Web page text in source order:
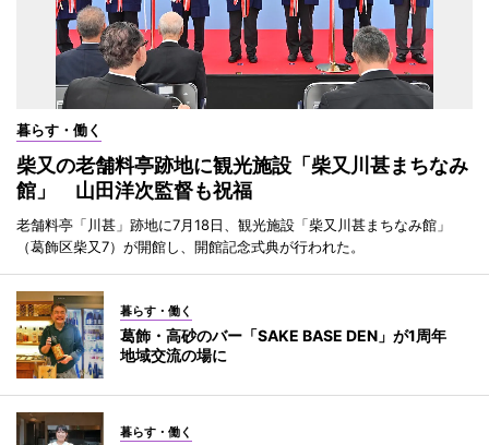
暮らす・働く
柴又の老舗料亭跡地に観光施設「柴又川甚まちなみ
館」 山田洋次監督も祝福
老舗料亭「川甚」跡地に7月18日、観光施設「柴又川甚まちなみ館」
（葛飾区柴又7）が開館し、開館記念式典が行われた。
暮らす・働く
葛飾・高砂のバー「SAKE BASE DEN」が1周年
地域交流の場に
暮らす・働く